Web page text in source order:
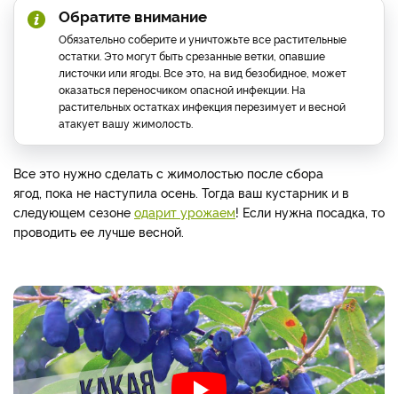
Обратите внимание
Обязательно соберите и уничтожьте все растительные
остатки. Это могут быть срезанные ветки, опавшие
листочки или ягоды. Все это, на вид безобидное, может
оказаться переносчиком опасной инфекции. На
растительных остатках инфекция перезимует и весной
атакует вашу жимолость.
Все это нужно сделать с жимолостью после сбора
ягод, пока не наступила осень. Тогда ваш кустарник и в
следующем сезоне одарит урожаем! Если нужна посадка, то
проводить ее лучше весной.